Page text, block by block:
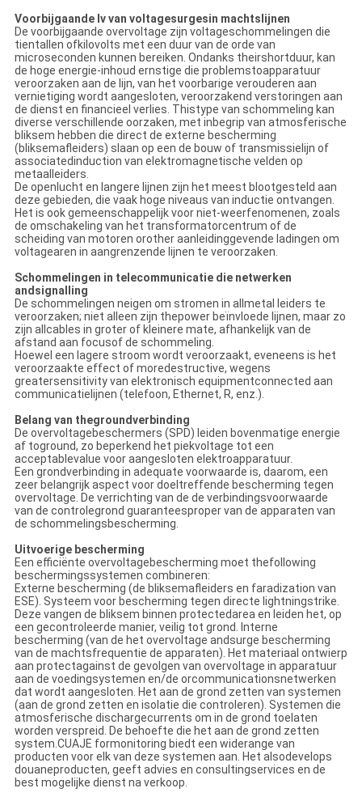
Voorbijgaande lv van voltagesurgesin machtslijnen
De voorbijgaande overvoltage zijn voltageschommelingen die
tientallen ofkilovolts met een duur van de orde van
microseconden kunnen bereiken. Ondanks theirshortduur, kan
de hoge energie-inhoud ernstige die problemstoapparatuur
veroorzaken aan de lijn, van het voorbarige verouderen aan
vernietiging wordt aangesloten, veroorzakend verstoringen aan
de dienst en financieel verlies. Thistype van schommeling kan
diverse verschillende oorzaken, met inbegrip van atmosferische
bliksem hebben die direct de externe bescherming
(bliksemafleiders) slaan op een de bouw of transmissielijn of
associatedinduction van elektromagnetische velden op
metaalleiders.
De openlucht en langere lijnen zijn het meest blootgesteld aan
deze gebieden, die vaak hoge niveaus van inductie ontvangen.
Het is ook gemeenschappelijk voor niet-weerfenomenen, zoals
de omschakeling van het transformatorcentrum of de
scheiding van motoren orother aanleidinggevende ladingen om
voltagearen in aangrenzende lijnen te veroorzaken.
Schommelingen in telecommunicatie die netwerken
andsignalling
De schommelingen neigen om stromen in allmetal leiders te
veroorzaken; niet alleen zijn thepower beïnvloede lijnen, maar zo
zijn allcables in groter of kleinere mate, afhankelijk van de
afstand aan focusof de schommeling.
Hoewel een lagere stroom wordt veroorzaakt, eveneens is het
veroorzaakte effect of moredestructive, wegens
greatersensitivity van elektronisch equipmentconnected aan
communicatielijnen (telefoon, Ethernet, R, enz.).
Belang van thegroundverbinding
De overvoltagebeschermers (SPD) leiden bovenmatige energie
af toground, zo beperkend het piekvoltage tot een
acceptablevalue voor aangesloten elektroapparatuur.
Een grondverbinding in adequate voorwaarde is, daarom, een
zeer belangrijk aspect voor doeltreffende bescherming tegen
overvoltage. De verrichting van de de verbindingsvoorwaarde
van de controlegrond guaranteesproper van de apparaten van
de schommelingsbescherming.
Uitvoerige bescherming
Een efficiënte overvoltagebescherming moet thefollowing
beschermingssystemen combineren:
Externe bescherming (de bliksemafleiders en faradization van
ESE). Systeem voor bescherming tegen directe lightningstrike.
Deze vangen de bliksem binnen protectedarea en leiden het, op
een gecontroleerde manier, veilig tot grond. Interne
bescherming (van de het overvoltage andsurge bescherming
van de machtsfrequentie de apparaten). Het materiaal ontwierp
aan protectagainst de gevolgen van overvoltage in apparatuur
aan de voedingsystemen en/de orcommunicationsnetwerken
dat wordt aangesloten. Het aan de grond zetten van systemen
(aan de grond zetten en isolatie die controleren). Systemen die
atmosferische dischargecurrents om in de grond toelaten
worden verspreid. De behoefte die het aan de grond zetten
system.CUAJE formonitoring biedt een widerange van
producten voor elk van deze systemen aan. Het alsodevelops
douaneproducten, geeft advies en consultingservices en de
best mogelijke dienst na verkoop.